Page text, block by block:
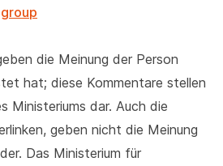
die Meinung der Person
hat; diese Kommentare stellen
Ministeriums dar. Auch die
geben nicht die Meinung
Das Ministerium für